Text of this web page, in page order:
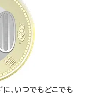
、いつでもどこでも